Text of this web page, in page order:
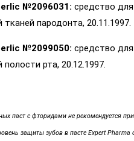
№2096031: средство
тканей пародонта, 20.11.1997.
№2099050: средство
полости рта, 20.12.1997.
паст с фторидами не рекомендуется
защиты зубов в пасте Expert Pharma